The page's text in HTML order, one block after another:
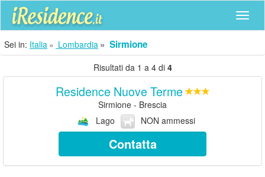
Sei in: Italia Lombardia Sirmione
Risultati da 1 a 4 di 4
Residence Nuove Terme
Sirmione - Brescia
Lago
NON ammessi
Contatta